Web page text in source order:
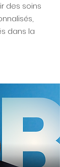
des soins
dans la